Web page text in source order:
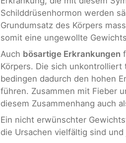
Schilddrüsenhormon werden
Grundumsatz des Körpers
somit eine ungewollte
Auch bösartige Erkrankungen
Körpers. Die sich
bedingen dadurch den hohen
führen. Zusammen mit Fieber
diesem Zusammenhang auch
Ein nicht erwünschter
die Ursachen vielfältig sind